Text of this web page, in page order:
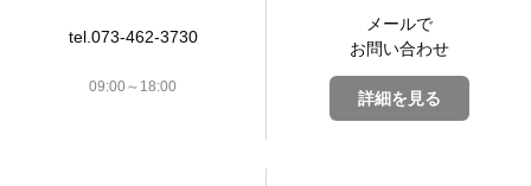
tel.073-462-3730
09:00～18:00
メールで
お問い合わせ
詳細を見る